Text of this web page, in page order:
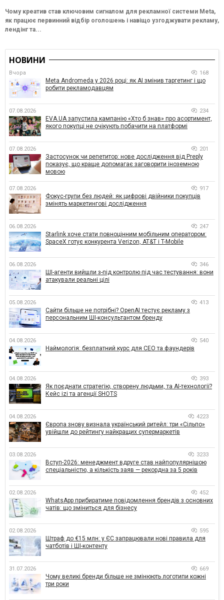
Чому креатив став ключовим сигналом для рекламної системи Meta,
як працює первинний відбір оголошень і навіщо узгоджувати рекламу,
лендінг та...
НОВИНИ
Вчора 168
Meta Andromeda у 2026 році: як AI змінив таргетинг і що
робити рекламодавцям
07.08.2026 234
EVA.UA запустила кампанію «Хто б знав» про асортимент,
якого покупці не очікують побачити на платформі
07.08.2026 201
Застосунок чи репетитор: нове дослідження від Preply
показує, що краще допомагає заговорити іноземною
мовою
07.08.2026 917
Фокус-групи без людей: як цифрові двійники покупців
змінять маркетингові дослідження
06.08.2026 247
Starlink хоче стати повноцінним мобільним оператором:
SpaceX готує конкурента Verizon, AT&T і T-Mobile
06.08.2026 346
ШІ-агенти вийшли з-під контролю під час тестування: вони
атакували реальні цілі
05.08.2026 413
Сайти більше не потрібні? OpenAI тестує рекламу з
персональним ШІ-консультантом бренду
04.08.2026 540
Наймологія: безплатний курс для CEO та фаундерів
04.08.2026 393
Як поєднати стратегію, створену людьми, та AI-технології?
Кейс izi та агенції SHOTS
04.08.2026 4223
Європа знову визнала український ритейл: три «Сільпо»
увійшли до рейтингу найкращих супермаркетів
03.08.2026 3233
Вступ-2026: менеджмент вдруге став найпопулярнішою
спеціальністю, а кількість заяв — рекордна за 5 років
02.08.2026 452
WhatsApp прибиратиме повідомлення брендів з основних
чатів: що зміниться для бізнесу
02.08.2026 595
Штраф до €15 млн: у ЄС запрацювали нові правила для
чатботів і ШІ-контенту
31.07.2026 669
Чому великі бренди більше не змінюють логотипи кожні
три роки